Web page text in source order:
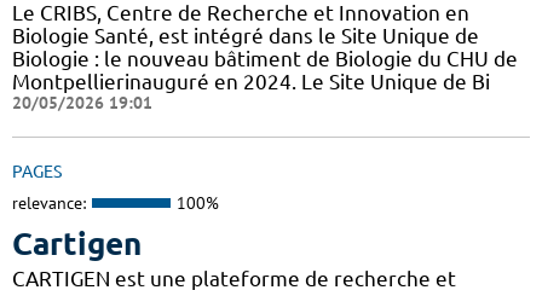
Le CRIBS, Centre de Recherche et Innovation en
Biologie Santé, est intégré dans le Site Unique de
Biologie : le nouveau bâtiment de Biologie du CHU de
Montpellierinauguré en 2024. Le Site Unique de Bi
20/05/2026 19:01
PAGES
relevance: 100%
Cartigen
CARTIGEN est une plateforme de recherche et